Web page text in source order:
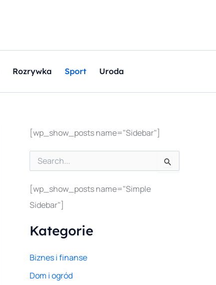
Rozrywka Sport Uroda
[wp_show_posts name="Sidebar"]
z
k
a
j
[wp_show_posts name="Simple
Sidebar"]
Kategorie
Biznes i finanse
Dom i ogród